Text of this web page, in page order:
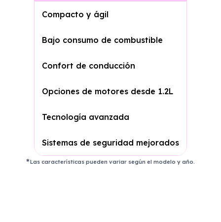
Compacto y ágil
Bajo consumo de combustible
Confort de conducción
Opciones de motores desde 1.2L
Tecnología avanzada
Sistemas de seguridad mejorados
Las características pueden variar según el modelo y año.